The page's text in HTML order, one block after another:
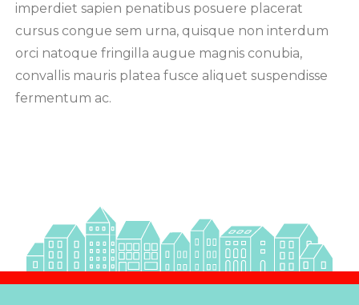
imperdiet sapien penatibus posuere placerat
cursus congue sem urna, quisque non interdum
orci natoque fringilla augue magnis conubia,
convallis mauris platea fusce aliquet suspendisse
fermentum ac.